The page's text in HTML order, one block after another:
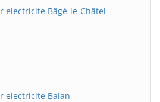
electricite Bâgé-le-Châtel
electricite Balan